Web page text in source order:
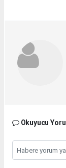
Okuyucu